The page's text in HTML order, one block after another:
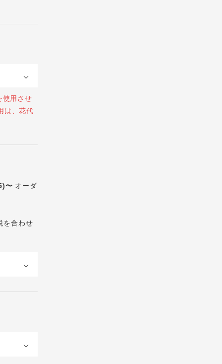
使用させ
は、花代
〜 オーダ
を合わせ